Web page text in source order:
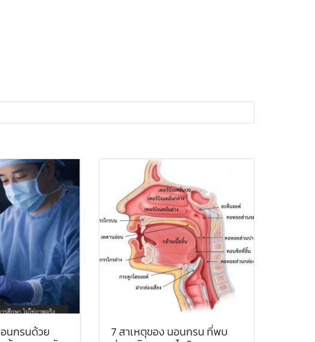
นกรนด้วย 7 สาเหตุของ นอนกรน ที่พบ